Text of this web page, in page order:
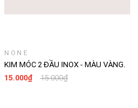
NONE
KIM MÓC 2 ĐẦU INOX - MÀU VÀNG.
KIM MÓC LEN 2 ĐẦU CHO NGƯỜI
15.000₫ 15.000₫